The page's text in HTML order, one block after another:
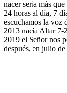
nacer sería más
24 horas al día, 7
escuchamos la voz
2013 nacía Altar 7-
2019 el Señor nos
después, en julio